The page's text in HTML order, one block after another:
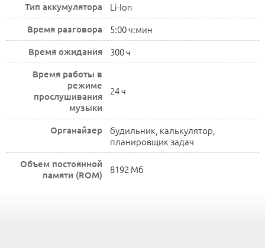
Тип аккумулятора Li-Ion
Время разговора 5:00 ч:мин
Время ожидания 300 ч
Время работы в
режиме
прослушивания
музыки
24 ч
Органайзер
будильник, калькулятор,
планировщик задач
Объем постоянной
памяти (ROM)
8192 Мб